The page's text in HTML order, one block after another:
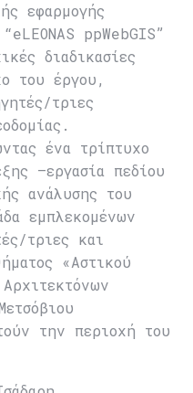
εφαρμογής
ppWebGIS”
διαδικασίες
του έργου,
τριες
ένα τρίπτυχο
–εργασία πεδίου
ανάλυσης του
εμπλεκομένων
τριες και
«Αστικού
την περιοχή του